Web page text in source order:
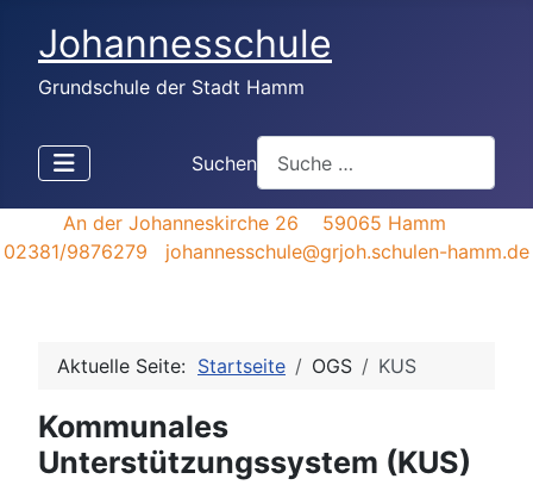
Johannesschule
Grundschule der Stadt Hamm
Suchen
An der Johanneskirche 26 59065 Hamm
02381/9876279 johannesschule@grjoh.schulen-hamm.de
Aktuelle Seite: Startseite OGS KUS
Kommunales
Unterstützungssystem (KUS)